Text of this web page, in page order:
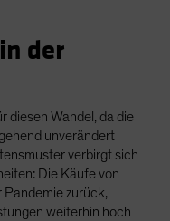
der
diesen Wandel, da die
unverändert
verbirgt sich
Die Käufe von
Pandemie zurück,
weiterhin hoch